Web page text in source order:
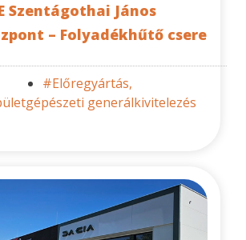
Szentágothai János
– Folyadékhűtő csere
#Előregyártás,
generálkivitelezés